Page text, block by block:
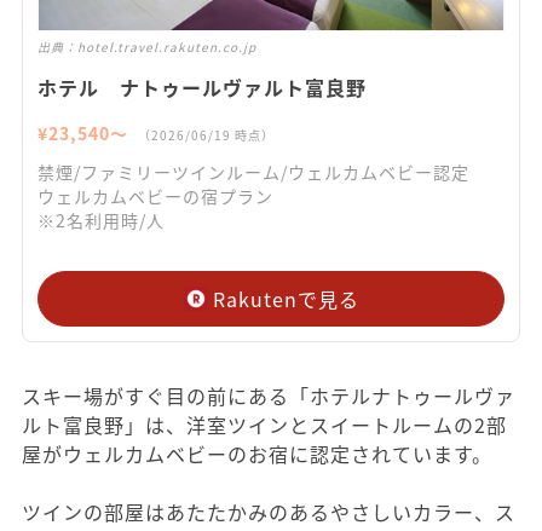
出典： hotel.travel.rakuten.co.jp
ホテル ナトゥールヴァルト富良野
¥23,540〜 （2026/06/19 時点）
禁煙/ファミリーツインルーム/ウェルカムベビー認定
ウェルカムベビーの宿プラン
※2名利用時/人
Rakutenで見る
スキー場がすぐ目の前にある「ホテルナトゥールヴァ
ルト富良野」は、洋室ツインとスイートルームの2部
屋がウェルカムベビーのお宿に認定されています。
ツインの部屋はあたたかみのあるやさしいカラー、ス